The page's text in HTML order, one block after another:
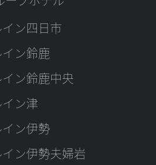
ン四日市
ン鈴鹿
ン鈴鹿中央
ン津
ン伊勢
ン伊勢夫婦岩